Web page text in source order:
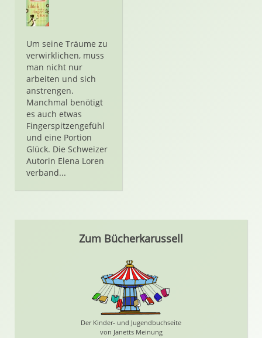
Um seine Träume zu
verwirklichen, muss
man nicht nur
arbeiten und sich
anstrengen.
Manchmal benötigt
es auch etwas
Fingerspitzengefühl
und eine Portion
Glück. Die Schweizer
Autorin Elena Loren
verband...
Zum Bücherkarussell
Der Kinder- und Jugendbuchseite
von Janetts Meinung